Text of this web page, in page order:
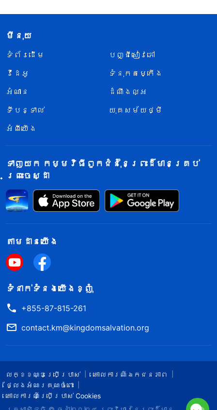
មីនុយ
ទំព័រ​ដើម
បញ្ជីសៀវភៅ
វីដេអូ
ទំនុកតម្កើង
អំណាន
ដំណឹងល្អ
ទីបន្ទាល់
យុគសម័យថ្មី
អំពីយើង
ទាញយក កម្មវិធីពួកជំនុំនៃព្រះដ៏មានគ្រប់
ព្រះចេស្ដា
តាម​ដាន​យើង​
ទំនាក់​ទំនង​យើង​ខ្ញុំ
+855-87-815-261
contact.km@kingdomsalvation.org
លក្ខខណ្ឌ​ប្រើប្រាស់​
គោលការណ៍ឯកជនភាព
ថ្លែងអំណរគុណចំពោះ
គោលការណ៍ប្រើប្រាស់ Cookies